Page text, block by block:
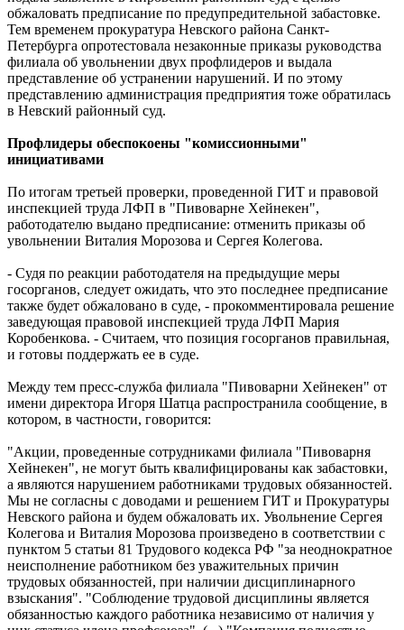
обжаловать предписание по предупредительной забастовке.
Тем временем прокуратура Невского района Санкт-
Петербурга опротестовала незаконные приказы руководства
филиала об увольнении двух профлидеров и выдала
представление об устранении нарушений. И по этому
представлению администрация предприятия тоже обратилась
в Невский районный суд.
Профлидеры обеспокоены "комиссионными"
инициативами
По итогам третьей проверки, проведенной ГИТ и правовой
инспекцией труда ЛФП в "Пивоварне Хейнекен",
работодателю выдано предписание: отменить приказы об
увольнении Виталия Морозова и Сергея Колегова.
- Судя по реакции работодателя на предыдущие меры
госорганов, следует ожидать, что это последнее предписание
также будет обжаловано в суде, - прокомментировала решение
заведующая правовой инспекцией труда ЛФП Мария
Коробенкова. - Считаем, что позиция госорганов правильная,
и готовы поддержать ее в суде.
Между тем пресс-служба филиала "Пивоварни Хейнекен" от
имени директора Игоря Шатца распространила сообщение, в
котором, в частности, говорится:
"Акции, проведенные сотрудниками филиала "Пивоварня
Хейнекен", не могут быть квалифицированы как забастовки,
а являются нарушением работниками трудовых обязанностей.
Мы не согласны с доводами и решением ГИТ и Прокуратуры
Невского района и будем обжаловать их. Увольнение Сергея
Колегова и Виталия Морозова произведено в соответствии с
пунктом 5 статьи 81 Трудового кодекса РФ "за неоднократное
неисполнение работником без уважительных причин
трудовых обязанностей, при наличии дисциплинарного
взыскания". "Соблюдение трудовой дисциплины является
обязанностью каждого работника независимо от наличия у